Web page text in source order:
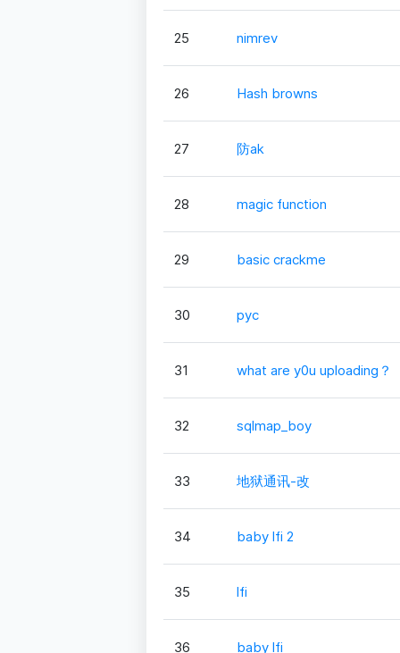
25 nimrev
26 Hash browns
27 防ak
28 magic function
29 basic crackme
30 pyc
31 what are y0u uploading？
32 sqlmap_boy
33 地狱通讯-改
34 baby lfi 2
35 lfi
36 baby lfi